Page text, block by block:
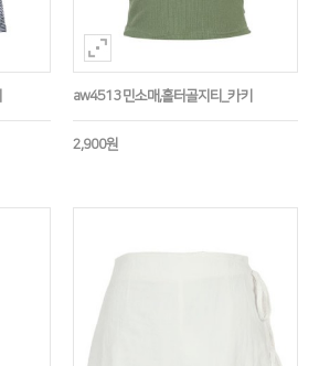
aw4513 민소매,홀터골지티_카키
2,900원